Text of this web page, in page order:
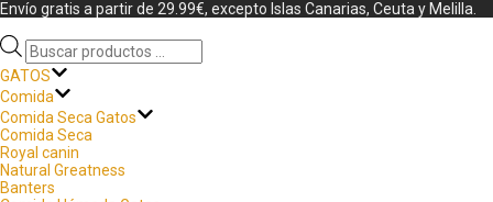
Envío gratis a partir de 29.99€, excepto Islas Canarias, Ceuta y Melilla.
GATOS
Comida
Comida Seca Gatos
Comida Seca
Royal canin
Natural Greatness
Banters